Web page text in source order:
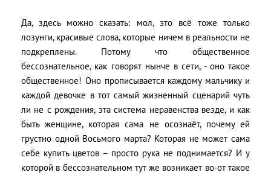
Да, здесь можно сказать: мол, это всё тоже только
лозунги, красивые слова, которые ничем в реальности не
подкреплены. Потому что общественное
бессознательное, как говорят нынче в сети, - оно такое
общественное! Оно прописывается каждому мальчику и
каждой девочке в тот самый жизненный сценарий чуть
ли не с рождения, эта система неравенства везде, и как
быть женщине, которая сама не осознаёт, почему ей
грустно одной Восьмого марта? Которая не может сама
себе купить цветов – просто рука не поднимается? И у
которой в бессознательном тут же возникает во-от такое